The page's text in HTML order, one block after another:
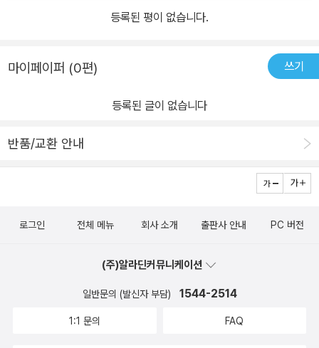
등록된 평이 없습니다.
마이페이퍼 (0편) 쓰기
등록된 글이 없습니다
반품/교환 안내
로그인 전체 메뉴 회사 소개 출판사 안내 PC 버전
(주)알라딘커뮤니케이션
일반문의 (발신자 부담) 1544-2514
1:1 문의 FAQ